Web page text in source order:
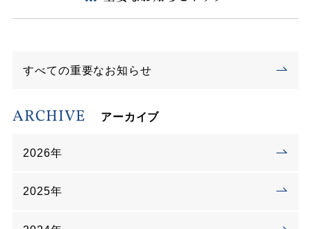
すべての重要なお知らせ
ARCHIVE アーカイブ
2026年
2025年